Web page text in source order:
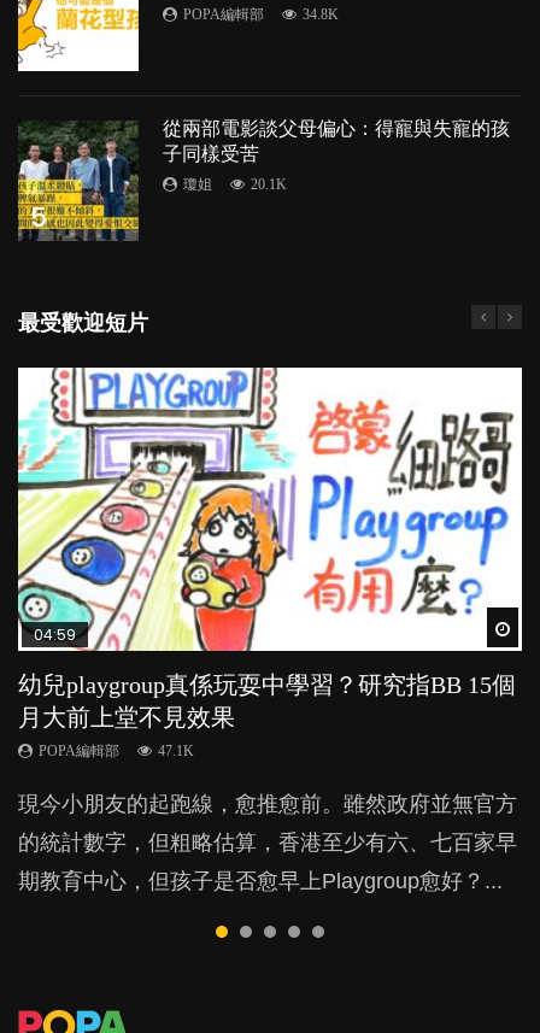
4
POPA編輯部 34.8K
5
從兩部電影談父母偏心：得寵與失寵的孩
子同樣受苦
瓊姐 20.1K
最受歡迎短片
04:59
幼兒playgroup真係玩耍中學習？研究指BB 15個
月大前上堂不見效果
POPA編輯部 47.1K
現今小朋友的起跑線，愈推愈前。雖然政府並無官方
的統計數字，但粗略估算，香港至少有六、七百家早
期教育中心，但孩子是否愈早上Playgroup愈好？...
03:39
幼稚園遊戲課 如何刺激幼兒自發學習取代獎勵
與懲罰？
POPA編輯部 33.1K
由美國學者所創的 tools of the mind 課程，學生以遊
戲方式學習，學術能力和自制能力亦明顯比其他小朋
友優勝，到底這課程有何特別之處？...
03:02
老公患產後憂鬱症對BB的影響
POPA編輯部 15.9K
鬱，影響日常生活，嚴重的甚至會有自殺，或傷害小
朋友的念頭。但為何爸爸患上產後抑鬱往往難以察
覺？...
04:06
全職好？在職好？｜全職媽媽與在職媽媽的壓
力與價值
POPA編輯部 25.8K
許多媽媽心底可能都有一刻掙扎過：究竟全職好，還
是在職好。雖說每個家庭都有自己的獨特狀況和考慮
因素，但原來全職和在職媽媽所養育的子女其實都各
03:41
BB口腔期乜都放入口，父母該制止還是放手？
POPA編輯部 25.5K
成吮手指的習慣，大個就很難戒，但原來一刀切阻止
他們放東西入口，隨時會影響孩子的身心發展？...